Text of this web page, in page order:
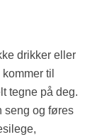
drikker eller
til
tegne på deg.
seng og føres